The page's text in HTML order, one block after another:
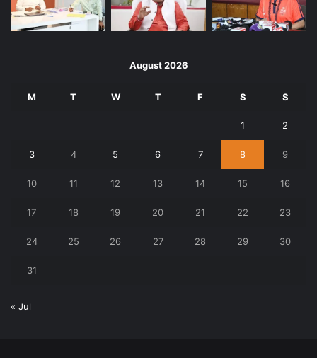
August 2026
M T W T F S S
1 2
3 4 5 6 7 8 9
10 11 12 13 14 15 16
17 18 19 20 21 22 23
24 25 26 27 28 29 30
31
« Jul